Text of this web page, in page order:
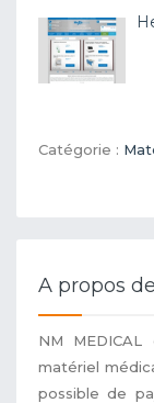
Catégorie :
A propos
NM
matériel
possible de